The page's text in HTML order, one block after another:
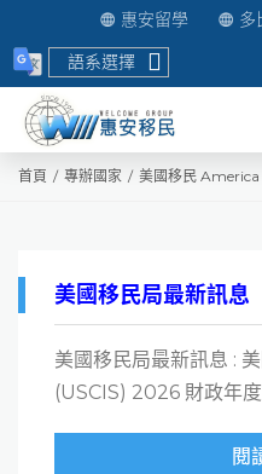
惠安留學 多
語系選擇
首頁 專辦國家 美國移民 America
美國移民局最新訊息
美國移民局最新訊息 :
(USCIS) 2026 財政年
閱